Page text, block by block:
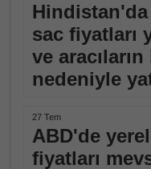
Hindistan'da
sac fiyatları
ve aracıların
nedeniyle
27 Tem
ABD'de
fiyatları